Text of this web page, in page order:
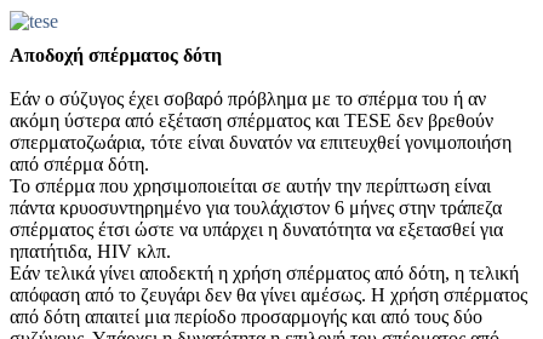
Αποδοχή σπέρματος δότη
Εάν ο σύζυγος έχει σοβαρό πρόβλημα με το σπέρμα του ή αν
ακόμη ύστερα από εξέταση σπέρματος και TESE δεν βρεθούν
σπερματοζωάρια, τότε είναι δυνατόν να επιτευχθεί γονιμοποιήση
από σπέρμα δότη.
Το σπέρμα που χρησιμοποιείται σε αυτήν την περίπτωση είναι
πάντα κρυοσυντηρημένο για τουλάχιστον 6 μήνες στην τράπεζα
σπέρματος έτσι ώστε να υπάρχει η δυνατότητα να εξετασθεί για
ηπατήτιδα, HIV κλπ.
Εάν τελικά γίνει αποδεκτή η χρήση σπέρματος από δότη, η τελική
απόφαση από το ζευγάρι δεν θα γίνει αμέσως. Η χρήση σπέρματος
από δότη απαιτεί μια περίοδο προσαρμογής και από τους δύο